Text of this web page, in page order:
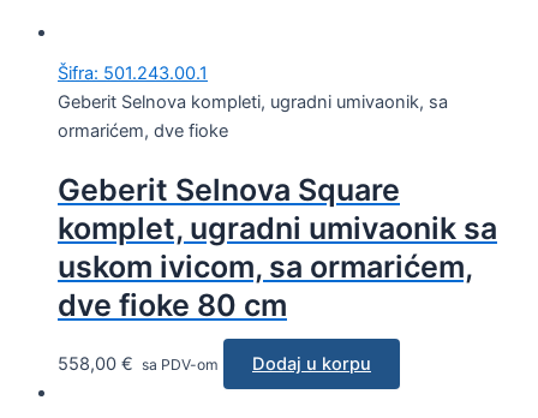
Šifra: 501.243.00.1
Geberit Selnova kompleti, ugradni umivaonik, sa
ormarićem, dve fioke
Geberit Selnova Square
komplet, ugradni umivaonik sa
uskom ivicom, sa ormarićem,
dve fioke 80 cm
558,00 € sa PDV-om Dodaj u korpu